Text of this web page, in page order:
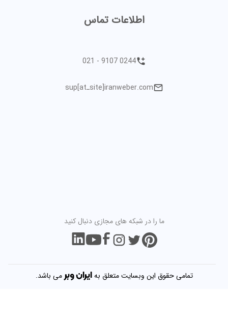
اطلاعات تماس
021 - 9107 0244
sup[atـsite]iranweber.com
ما را در شبکه های مجازی دنبال کنید
تمامی حقوق این وبسایت متعلق بهایرانوبرمی باشد.